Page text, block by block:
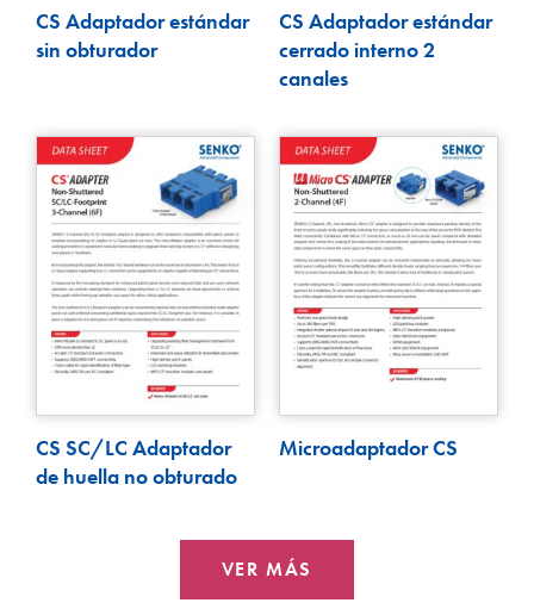
CS Adaptador estándar
sin obturador
CS Adaptador estándar
cerrado interno 2
canales
CS SC/LC Adaptador
de huella no obturado
Microadaptador CS
VER MÁS